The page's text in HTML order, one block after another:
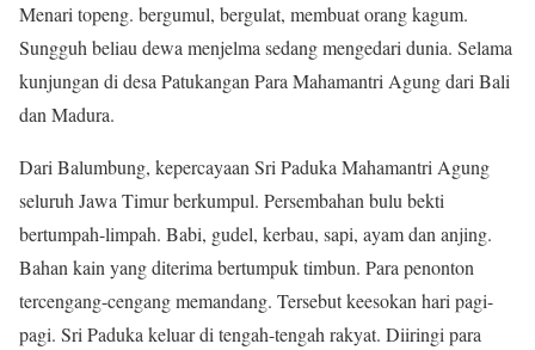
Menari topeng. bergumul, bergulat, membuat orang kagum.
Sungguh beliau dewa menjelma sedang mengedari dunia. Selama
kunjungan di desa Patukangan Para Mahamantri Agung dari Bali
dan Madura.
Dari Balumbung, kepercayaan Sri Paduka Mahamantri Agung
seluruh Jawa Timur berkumpul. Persembahan bulu bekti
bertumpah-limpah. Babi, gudel, kerbau, sapi, ayam dan anjing.
Bahan kain yang diterima bertumpuk timbun. Para penonton
tercengang-cengang memandang. Tersebut keesokan hari pagi-
pagi. Sri Paduka keluar di tengah-tengah rakyat. Diiringi para